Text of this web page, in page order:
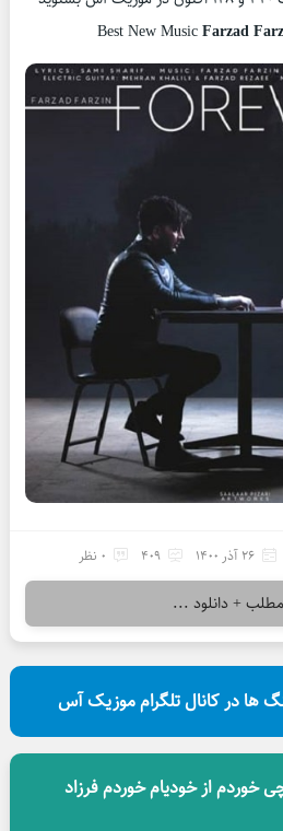
Best New MusicFarzad
26 آذر 1400 409 0 نظر
مطلب + دانلود ...
ها در کانال تلگرام موزیک آس
خوردم از خودیام خوردم فرزاد